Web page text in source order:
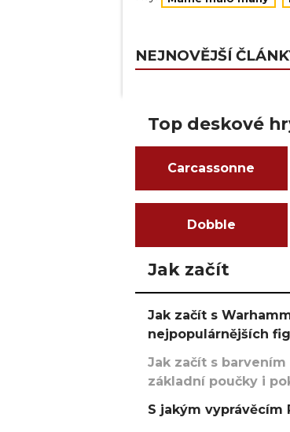
NEJNOVĚJŠÍ
Top deskové
Carcassonne
Dobble
Jak začít
Jak začít s
nejpopulárnějších
Jak začít s
základní poučky i
S jakým vyprávěcím